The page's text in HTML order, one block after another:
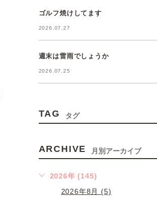
ゴルフ焼けしてます
2026.07.27
週末は雷雨でしょうか
2026.07.25
TAG タグ
ARCHIVE 月別アーカイブ
2026年 (145)
2026年8月 (5)